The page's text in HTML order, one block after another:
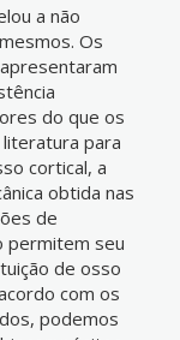
a não
Os
do que os
para
cortical, a
obtida nas
de
permitem seu
de osso
com os
podemos